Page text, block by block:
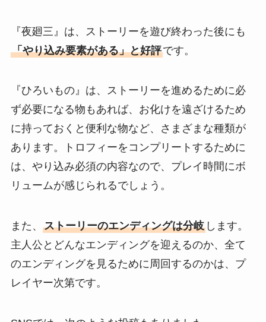
『夜廻三』は、ストーリーを遊び終わった後にも
「やり込み要素がある」と好評です。
『ひろいもの』は、ストーリーを進めるために必
ず必要になる物もあれば、お化けを遠ざけるため
に持っておくと便利な物など、さまざまな種類が
あります。トロフィーをコンプリートするために
は、やり込み必須の内容なので、プレイ時間にボ
リュームが感じられるでしょう。
また、 ストーリーのエンディングは分岐します。
主人公とどんなエンディングを迎えるのか、全て
のエンディングを見るために周回するのかは、プ
レイヤー次第です。